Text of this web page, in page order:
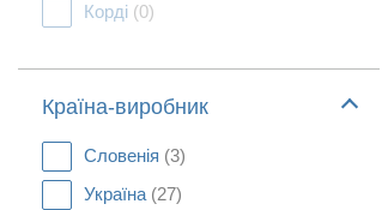
Корді (0)
Країна-виробник
Словенія (3)
Україна (27)